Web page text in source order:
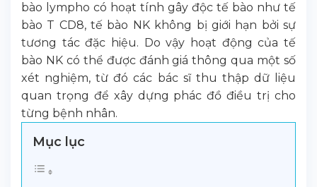
bào lympho có hoạt tính gây độc tế bào như tế
bào T CD8, tế bào NK không bị giới hạn bởi sự
tương tác đặc hiệu. Do vậy hoạt động của tế
bào NK có thể được đánh giá thông qua một số
xét nghiệm, từ đó các bác sĩ thu thập dữ liệu
quan trọng để xây dựng phác đồ điều trị cho
từng bệnh nhân.
Mục lục